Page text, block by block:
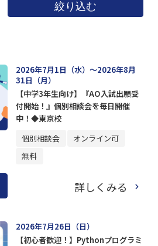
絞り込む
2026年7月1日（水）～2026年8月
31日（月）
【中学3年生向け】『AO入試出願受
付開始！』個別相談会を毎日開催
中！◆東京校
個別相談会
オンライン可
無料
詳しくみる
2026年7月26日（日）
【初心者歓迎！】Pythonプログラミ